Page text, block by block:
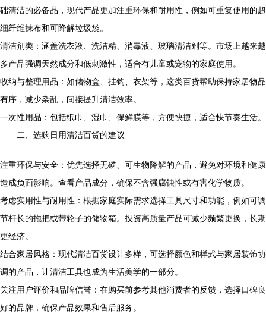
础清洁的必备品，现代产品更加注重环保和耐用性，例如可重复使用的超
细纤维抹布和可降解垃圾袋。
清洁剂类：涵盖洗衣液、洗洁精、消毒液、玻璃清洁剂等。市场上越来越
多产品强调天然成分和低刺激性，适合有儿童或宠物的家庭使用。
收纳与整理用品：如储物盒、挂钩、衣架等，这类百货帮助保持家居物品
有序，减少杂乱，间接提升清洁效率。
一次性用品：包括纸巾、湿巾、保鲜膜等，方便快捷，适合快节奏生活。
二、选购日用清洁百货的建议
注重环保与安全：优先选择无磷、可生物降解的产品，避免对环境和健康
造成负面影响。查看产品成分，确保不含强腐蚀性或有害化学物质。
考虑实用性与耐用性：根据家庭实际需求选择工具尺寸和功能，例如可调
节杆长的拖把或带轮子的储物箱。投资高质量产品可减少频繁更换，长期
更经济。
结合家居风格：现代清洁百货设计多样，可选择颜色和样式与家居装饰协
调的产品，让清洁工具也成为生活美学的一部分。
关注用户评价和品牌信誉：在购买前参考其他消费者的反馈，选择口碑良
好的品牌，确保产品效果和售后服务。